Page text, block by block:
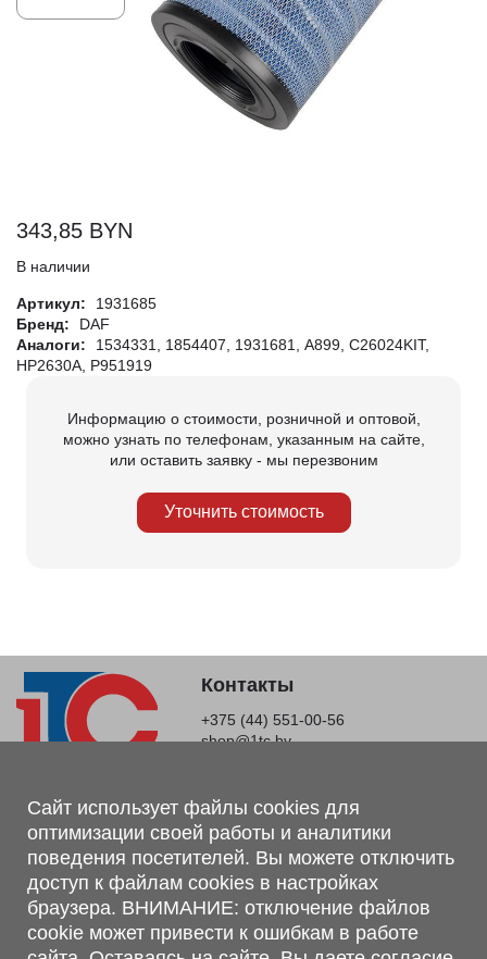
343,85 BYN
В наличии
Артикул:
1931685
Бренд:
DAF
Аналоги:
1534331, 1854407, 1931681, A899, C26024KIT,
HP2630A, P951919
Информацию о стоимости, розничной и оптовой,
можно узнать по телефонам, указанным на сайте,
или оставить заявку - мы перезвоним
Уточнить стоимость
Контакты
+375 (44) 551-00-56
shop@1tc.by
Магазин, склад
г. Минск, Минский р-н, п. Привольный, ул. Мира, 20А,
223062
г. Брест, ул. Лейтенанта Рябцева, 108 В, 224701
Обращаем Ваше внимание, что вся предоставленная на сайте
информация, касающаяся комплектаций, технических
Сайт использует файлы cookies для
оптимизации своей работы и аналитики
поведения посетителей. Вы можете отключить
доступ к файлам cookies в настройках
браузера. ВНИМАНИЕ: отключение файлов
cookie может привести к ошибкам в работе